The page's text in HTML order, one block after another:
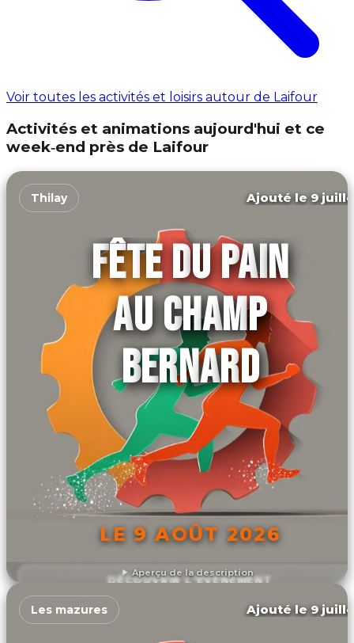
Voir toutes les activités et loisirs autour de Laifour
Activités et animations aujourd'hui et ce
week‑end près de Laifour
Aperçu de la description
Thilay Ajouté le 9
FÊTE DU PAIN
AU CHAMP
BERNARD
LE 9 AOÛT 2026
DÉCOUVRIR L'ÉVÉNEMENT
Les mazures Ajouté le 9